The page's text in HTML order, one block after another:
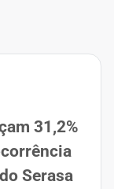
31,2%
Serasa